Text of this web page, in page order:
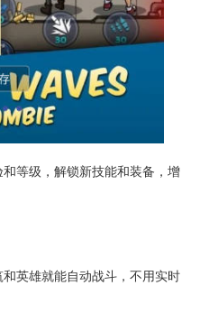
等级，解锁新技能和装备，增
英雄就能自动战斗，不用实时